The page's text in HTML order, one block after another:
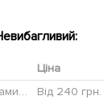
Ціна
Жимолость "Атут" (ранній термін дозрівання, самий невибагливий і зимостійкий сорт)
Від 240 грн.